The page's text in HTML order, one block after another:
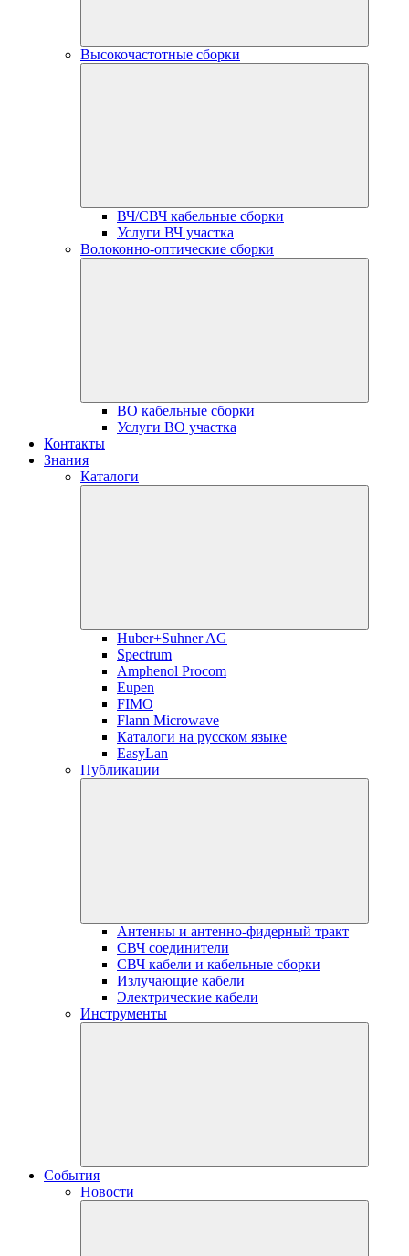
Высокочастотные сборки
ВЧ/СВЧ кабельные сборки
Услуги ВЧ участка
Волоконно-оптические сборки
ВО кабельные сборки
Услуги ВО участка
Контакты
Знания
Каталоги
Huber+Suhner AG
Spectrum
Amphenol Procom
Eupen
FIMO
Flann Microwave
Каталоги на русском языке
EasyLan
Публикации
Антенны и антенно-фидерный тракт
СВЧ соединители
СВЧ кабели и кабельные сборки
Излучающие кабели
Электрические кабели
Инструменты
События
Новости